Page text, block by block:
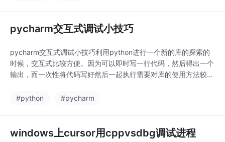
pycharm交互式调试小技巧
pycharm交互式调试小技巧利用python进行一个新的库的探索的
时候，交互式比较方便。因为可以即时写一行代码，然后得出一个
输出，而一次性将代码写好然后一起执行需要对库的使用方法较为
的。这里介绍一种利用pycharm进行交互式调试的小技巧。pycha
#python #pycharm
windows上cursor用cppvsdbg调试进程